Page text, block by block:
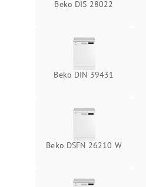
Beko DIS 28022
Beko DIN 39431
Beko DSFN 26210 W